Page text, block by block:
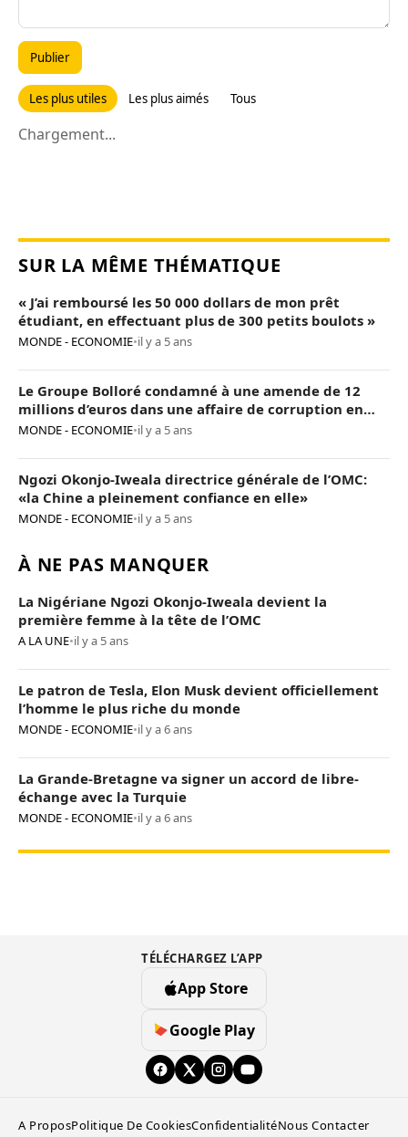
Publier
Les plus utiles Les plus aimés Tous
Chargement...
SUR LA MÊME THÉMATIQUE
« J’ai remboursé les 50 000 dollars de mon prêt
étudiant, en effectuant plus de 300 petits boulots »
MONDE - ECONOMIE•il y a 5 ans
Le Groupe Bolloré condamné à une amende de 12
millions d’euros dans une affaire de corruption en
Afrique
MONDE - ECONOMIE•il y a 5 ans
Ngozi Okonjo-Iweala directrice générale de l’OMC:
«la Chine a pleinement confiance en elle»
MONDE - ECONOMIE•il y a 5 ans
À NE PAS MANQUER
La Nigériane Ngozi Okonjo-Iweala devient la
première femme à la tête de l’OMC
A LA UNE•il y a 5 ans
Le patron de Tesla, Elon Musk devient officiellement
l’homme le plus riche du monde
MONDE - ECONOMIE•il y a 6 ans
La Grande-Bretagne va signer un accord de libre-
échange avec la Turquie
MONDE - ECONOMIE•il y a 6 ans
TÉLÉCHARGEZ L’APP
App Store
Google Play
A ProposPolitique De CookiesConfidentialitéNous Contacter